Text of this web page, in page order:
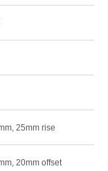
25mm rise
20mm offset